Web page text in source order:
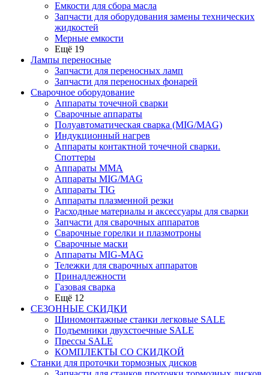
Емкости для сбора масла
Запчасти для оборудования замены технических
жидкостей
Мерные емкости
Ещё 19
Лампы переносные
Запчасти для переносных ламп
Запчасти для переносных фонарей
Сварочное оборудование
Аппараты точечной сварки
Сварочные аппараты
Полуавтоматическая сварка (MIG/MAG)
Индукционный нагрев
Аппараты контактной точечной сварки.
Споттеры
Аппараты MMA
Аппараты MIG/MAG
Аппараты TIG
Аппараты плазменной резки
Расходные материалы и аксессуары для сварки
Запчасти для сварочных аппаратов
Сварочные горелки и плазмотроны
Сварочные маски
Аппараты MIG-MAG
Тележки для сварочных аппаратов
Принадлежности
Газовая сварка
Ещё 12
СЕЗОННЫЕ СКИДКИ
Шиномонтажные станки легковые SALE
Подъемники двухстоечные SALE
Прессы SALE
КОМПЛЕКТЫ СО СКИДКОЙ
Станки для проточки тормозных дисков